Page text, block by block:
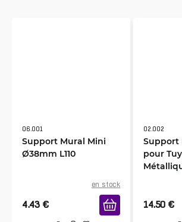
06.001
Support Mural Mini
Ø38mm L110
en stock
4.43 €
02.002
Support
pour
14.50 €